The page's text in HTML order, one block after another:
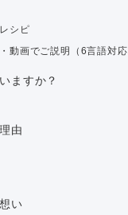
シピ
動画でご説明（6言語対応
ますか？
由
い